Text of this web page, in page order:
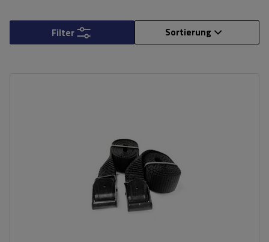
Sortierung
Filter